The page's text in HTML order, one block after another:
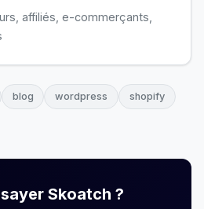
affiliés, e-commerçants,
blog wordpress shopify
Skoatch ?